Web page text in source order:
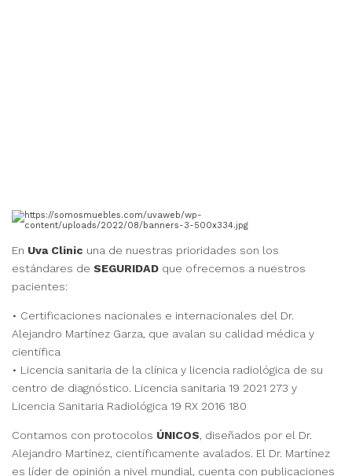
En Uva Clinic una de nuestras prioridades son los
estándares de SEGURIDAD que ofrecemos a nuestros
pacientes:
• Certificaciones nacionales e internacionales del Dr.
Alejandro Martínez Garza, que avalan su calidad médica y
científica
• Licencia sanitaria de la clínica y licencia radiológica de su
centro de diagnóstico. Licencia sanitaria 19 2021 273 y
Licencia Sanitaria Radiológica 19 RX 2016 180
Contamos con protocolos ÚNICOS, diseñados por el Dr.
Alejandro Martínez, científicamente avalados. El Dr. Martínez
es líder de opinión a nivel mundial, cuenta con publicaciones